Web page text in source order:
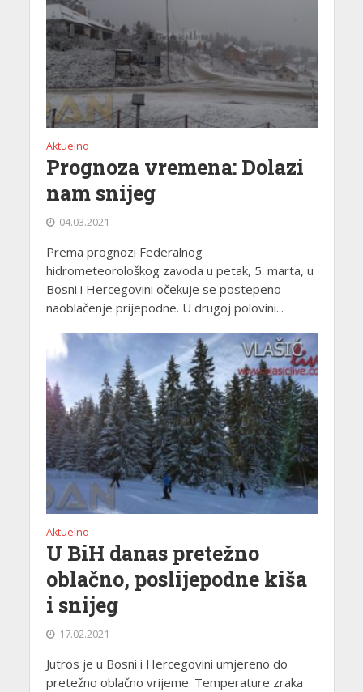
Aktuelno
Prognoza vremena: Dolazi
nam snijeg
04.03.2021
Prema prognozi Federalnog
hidrometeorološkog zavoda u petak, 5. marta, u
Bosni i Hercegovini očekuje se postepeno
naoblačenje prijepodne. U drugoj polovini...
Aktuelno
U BiH danas pretežno
oblačno, poslijepodne kiša
i snijeg
17.02.2021
Jutros je u Bosni i Hercegovini umjereno do
pretežno oblačno vrijeme. Temperature zraka